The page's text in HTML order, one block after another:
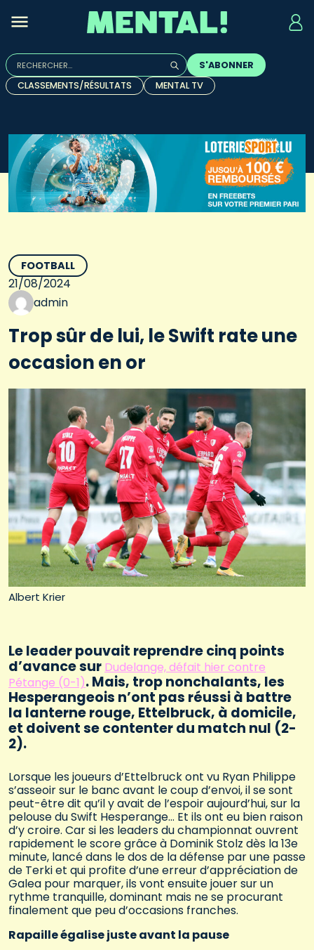
Rechercher :
Quand les résultats de l'auto-complétion sont
S'ABONNER
CLASSEMENTS/RÉSULTATS
MENTAL TV
Albert Krier
FOOTBALL
21/08/2024
admin
Trop sûr de lui, le Swift rate une
occasion en or
Le leader pouvait reprendre cinq points
d’avance sur Dudelange, défait hier contre
Pétange (0-1). Mais, trop nonchalants, les
Hesperangeois n’ont pas réussi à battre
la lanterne rouge, Ettelbruck, à domicile,
et doivent se contenter du match nul (2-
2).
Lorsque les joueurs d’Ettelbruck ont vu Ryan Philippe
s’asseoir sur le banc avant le coup d’envoi, il se sont
peut-être dit qu’il y avait de l’espoir aujourd’hui, sur la
pelouse du Swift Hesperange… Et ils ont eu bien raison
d’y croire. Car si les leaders du championnat ouvrent
rapidement le score grâce à Dominik Stolz dès la 13e
minute, lancé dans le dos de la défense par une passe
de Terki et qui profite d’une erreur d’appréciation de
Galea pour marquer, ils vont ensuite jouer sur un
rythme tranquille, dominant mais ne se procurant
finalement que peu d’occasions franches.
Rapaille égalise juste avant la pause